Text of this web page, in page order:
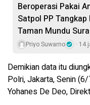
Beroperasi Pakai
Satpol PP
Taman Mundu
Priyo Suwarno 14
Demikian data itu
Polri, Jakarta, Senin
Yohanes De Deo,